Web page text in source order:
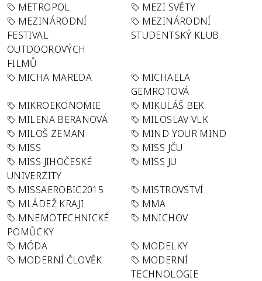
METROPOL
MEZI SVĚTY
MEZINÁRODNÍ
FESTIVAL
OUTDOOROVÝCH
FILMŮ
MEZINÁRODNÍ
STUDENTSKÝ KLUB
MICHA MAREDA
MICHAELA
GEMROTOVÁ
MIKROEKONOMIE
MIKULÁŠ BEK
MILENA BERANOVÁ
MILOSLAV VLK
MILOŠ ZEMAN
MIND YOUR MIND
MISS
MISS JČU
MISS JIHOČESKÉ
UNIVERZITY
MISS JU
MISSAEROBIC2015
MISTROVSTVÍ
MLÁDEŽ KRAJI
MMA
MNEMOTECHNICKÉ
POMŮCKY
MNICHOV
MÓDA
MODELKY
MODERNÍ ČLOVĚK
MODERNÍ
TECHNOLOGIE